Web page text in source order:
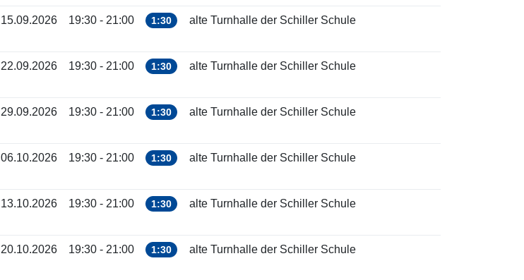
15.09.2026 19:30 - 21:00 1:30 alte Turnhalle der Schiller Schule
22.09.2026 19:30 - 21:00 1:30 alte Turnhalle der Schiller Schule
29.09.2026 19:30 - 21:00 1:30 alte Turnhalle der Schiller Schule
06.10.2026 19:30 - 21:00 1:30 alte Turnhalle der Schiller Schule
13.10.2026 19:30 - 21:00 1:30 alte Turnhalle der Schiller Schule
20.10.2026 19:30 - 21:00 1:30 alte Turnhalle der Schiller Schule